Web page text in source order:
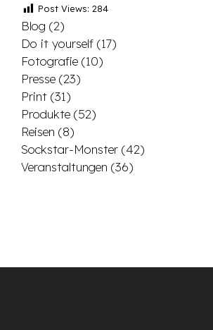
Post Views: 284
Blog (2)
Do it yourself (17)
Fotografie (10)
Presse (23)
Print (31)
Produkte (52)
Reisen (8)
Sockstar-Monster (42)
Veranstaltungen (36)